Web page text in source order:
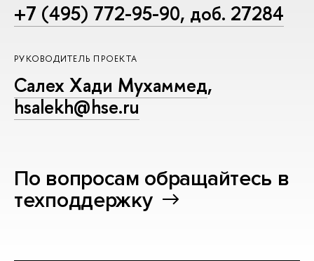
+7 (495) 772-95-90, доб. 27284
РУКОВОДИТЕЛЬ ПРОЕКТА
Салех Хади Мухаммед,
hsalekh@hse.ru
По вопросам обращайтесь в
техподдержку